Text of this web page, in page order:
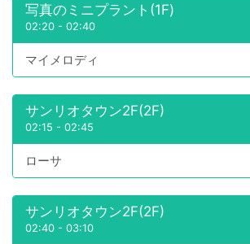
写真のミニプラント(1F)
02:20 - 02:40
マイメロディ
サンリオタウン2F(2F)
02:15 - 02:45
ローサ
サンリオタウン2F(2F)
02:40 - 03:10